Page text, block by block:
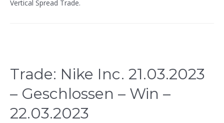
Vertical Spread Trade.
Trade: Nike Inc. 21.03.2023
– Geschlossen – Win –
22.03.2023